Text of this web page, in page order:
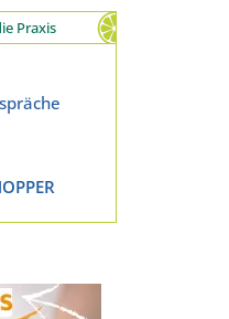
Praxis